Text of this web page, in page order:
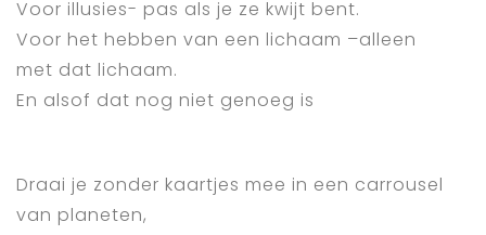
Voor illusies- pas als je ze kwijt bent.
Voor het hebben van een lichaam –alleen
met dat lichaam.
En alsof dat nog niet genoeg is
Draai je zonder kaartjes mee in een carrousel
van planeten,